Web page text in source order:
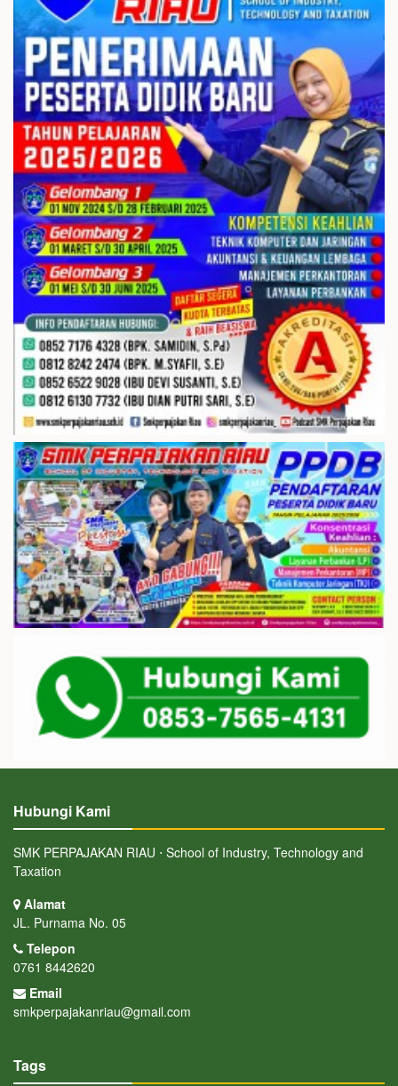
Hubungi Kami
SMK PERPAJAKAN RIAU ⋅ School of Industry, Technology and
Taxation
Alamat
JL. Purnama No. 05
Telepon
0761 8442620
Email
smkperpajakanriau@gmail.com
Tags